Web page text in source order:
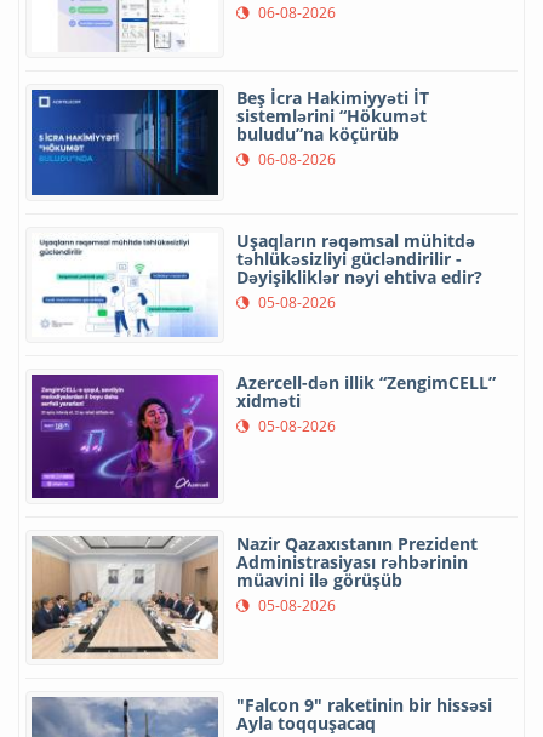
06-08-2026
Beş İcra Hakimiyyəti İT
sistemlərini “Hökumət
buludu”na köçürüb
06-08-2026
Uşaqların rəqəmsal mühitdə
təhlükəsizliyi gücləndirilir -
Dəyişikliklər nəyi ehtiva edir?
05-08-2026
Azercell-dən illik “ZengimCELL”
xidməti
05-08-2026
Nazir Qazaxıstanın Prezident
Administrasiyası rəhbərinin
müavini ilə görüşüb
05-08-2026
"Falcon 9" raketinin bir hissəsi
Ayla toqquşacaq